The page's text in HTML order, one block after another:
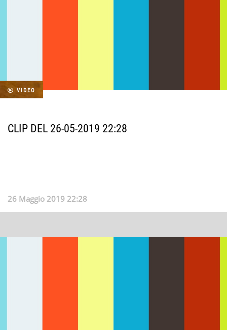
VIDEO
CLIP DEL 26-05-2019 22:28
26 Maggio 2019 22:28